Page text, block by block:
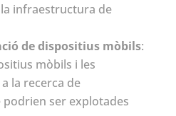
infraestructura de
de dispositius mòbils:
mòbils i les
la recerca de
ser explotades